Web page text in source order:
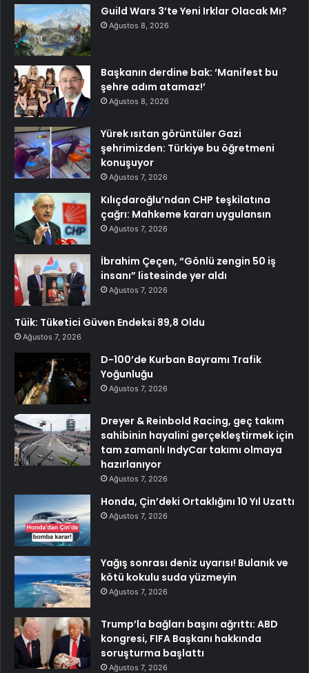
Guild Wars 3’te Yeni Irklar Olacak Mı?
Ağustos 8, 2026
Başkanın derdine bak: ‘Manifest bu
şehre adım atamaz!’
Ağustos 8, 2026
Yürek ısıtan görüntüler Gazi
şehrimizden: Türkiye bu öğretmeni
konuşuyor
Ağustos 7, 2026
Kılıçdaroğlu’ndan CHP teşkilatına
çağrı: Mahkeme kararı uygulansın
Ağustos 7, 2026
İbrahim Çeçen, “Gönlü zengin 50 iş
insanı” listesinde yer aldı
Ağustos 7, 2026
Tüik: Tüketici Güven Endeksi 89,8 Oldu
Ağustos 7, 2026
D-100’de Kurban Bayramı Trafik
Yoğunluğu
Ağustos 7, 2026
Dreyer & Reinbold Racing, geç takım
sahibinin hayalini gerçekleştirmek için
tam zamanlı IndyCar takımı olmaya
hazırlanıyor
Ağustos 7, 2026
Honda, Çin’deki Ortaklığını 10 Yıl Uzattı
Ağustos 7, 2026
Yağış sonrası deniz uyarısı! Bulanık ve
kötü kokulu suda yüzmeyin
Ağustos 7, 2026
Trump’la bağları başını ağrıttı: ABD
kongresi, FIFA Başkanı hakkında
soruşturma başlattı
Ağustos 7, 2026